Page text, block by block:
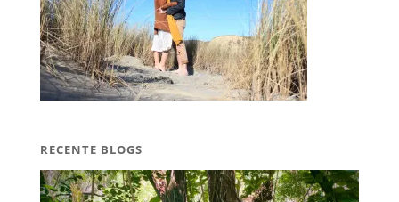
RECENTE BLOGS